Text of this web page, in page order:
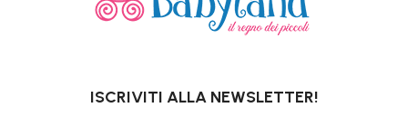
ISCRIVITI ALLA NEWSLETTER!